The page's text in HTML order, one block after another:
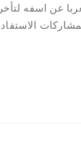
عن اسفه